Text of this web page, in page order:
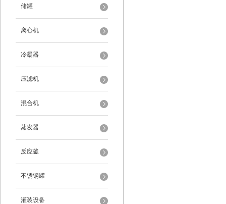
储罐
离心机
冷凝器
压滤机
混合机
蒸发器
反应釜
不锈钢罐
灌装设备